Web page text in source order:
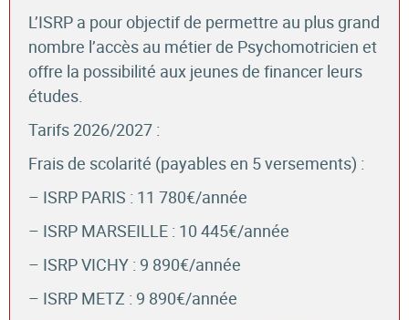
L’ISRP a pour objectif de permettre au plus grand
nombre l’accès au métier de Psychomotricien et
offre la possibilité aux jeunes de financer leurs
études.
Tarifs 2026/2027 :
Frais de scolarité (payables en 5 versements) :
– ISRP PARIS : 11 780€/année
– ISRP MARSEILLE : 10 445€/année
– ISRP VICHY : 9 890€/année
– ISRP METZ : 9 890€/année